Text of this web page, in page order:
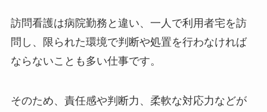
訪問看護は病院勤務と違い、一人で利用者宅を訪
問し、限られた環境で判断や処置を行わなければ
ならないことも多い仕事です。
そのため、責任感や判断力、柔軟な対応力などが